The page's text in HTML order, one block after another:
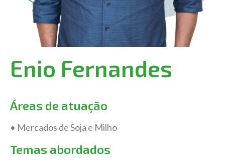
Enio Fernandes
Áreas de atuação
• Mercados de Soja e Milho
Temas abordados